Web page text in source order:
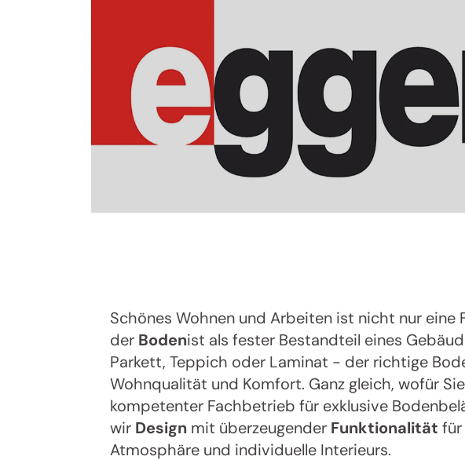
Schönes Wohnen und Arbeiten ist nicht nur eine
der Bodenist als fester Bestandteil eines
Parkett, Teppich oder Laminat - der richtige
Wohnqualität und Komfort. Ganz gleich, wofür
kompetenter Fachbetrieb für exklusive
wir Design mit überzeugender Funktionalität für
Atmosphäre und individuelle Interieurs.